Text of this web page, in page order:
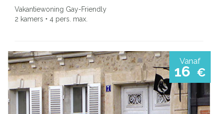
Vakantiewoning Gay-Friendly
2 kamers • 4 pers. max.
Vanaf
16 €